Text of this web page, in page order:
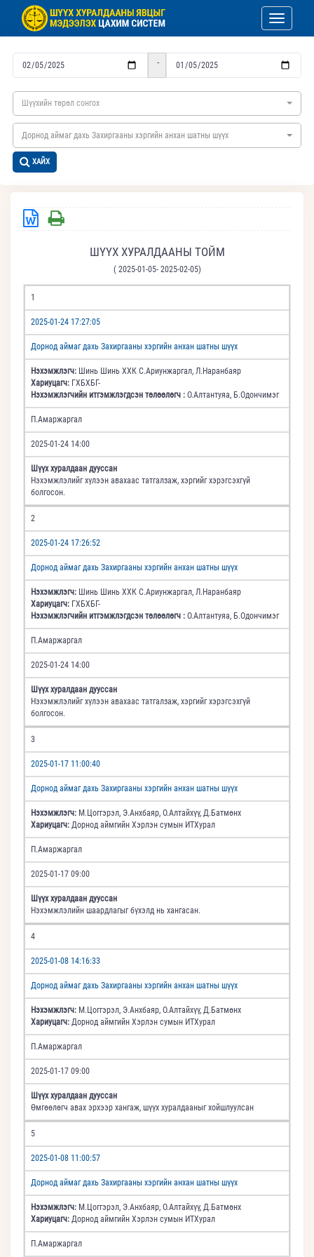
Toggle
-
Шүүхийн төрөл сонгох
Дорнод аймаг дахь Захиргааны хэргийн анхан шатны шүүх
ХАЙХ
ШҮҮХ ХУРАЛДААНЫ ТОЙМ
( 2025-01-05- 2025-02-05)
1
2025-01-24 17:27:05
Дорнод аймаг дахь Захиргааны хэргийн анхан шатны шүүх
Нэхэмжлэгч: Шинь Шинь ХХК С.Ариунжаргал, Л.Наранбаяр
Хариуцагч: ГХБХБГ-
Нэхэмжлэгчийн итгэмжлэгдсэн төлөөлөгч : О.Алтантуяа, Б.Одончимэг
П.Амаржаргал
2025-01-24 14:00
Шүүх хуралдаан дууссан
Нэхэмжлэлийг хүлээн авахаас татгалзаж, хэргийг хэрэгсэхгүй
болгосон.
2
2025-01-24 17:26:52
Дорнод аймаг дахь Захиргааны хэргийн анхан шатны шүүх
Нэхэмжлэгч: Шинь Шинь ХХК С.Ариунжаргал, Л.Наранбаяр
Хариуцагч: ГХБХБГ-
Нэхэмжлэгчийн итгэмжлэгдсэн төлөөлөгч : О.Алтантуяа, Б.Одончимэг
П.Амаржаргал
2025-01-24 14:00
Шүүх хуралдаан дууссан
Нэхэмжлэлийг хүлээн авахаас татгалзаж, хэргийг хэрэгсэхгүй
болгосон.
3
2025-01-17 11:00:40
Дорнод аймаг дахь Захиргааны хэргийн анхан шатны шүүх
Нэхэмжлэгч: М.Цоггэрэл, Э.Анхбаяр, О.Алтайхүү, Д.Батмөнх
Хариуцагч: Дорнод аймгийн Хэрлэн сумын ИТХурал
П.Амаржаргал
2025-01-17 09:00
Шүүх хуралдаан дууссан
Нэхэмжлэлийн шаардлагыг бүхэлд нь хангасан.
4
2025-01-08 14:16:33
Дорнод аймаг дахь Захиргааны хэргийн анхан шатны шүүх
Нэхэмжлэгч: М.Цоггэрэл, Э.Анхбаяр, О.Алтайхүү, Д.Батмөнх
Хариуцагч: Дорнод аймгийн Хэрлэн сумын ИТХурал
П.Амаржаргал
2025-01-17 09:00
Шүүх хуралдаан дууссан
Өмгөөлөгч авах эрхээр хангаж, шүүх хуралдааныг хойшлуулсан
5
2025-01-08 11:00:57
Дорнод аймаг дахь Захиргааны хэргийн анхан шатны шүүх
Нэхэмжлэгч: М.Цоггэрэл, Э.Анхбаяр, О.Алтайхүү, Д.Батмөнх
Хариуцагч: Дорнод аймгийн Хэрлэн сумын ИТХурал
П.Амаржаргал